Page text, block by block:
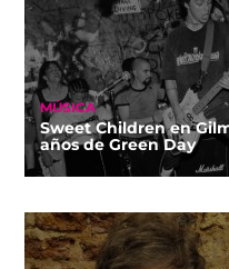
MÚSICA
Sweet Children en
años de Green Day